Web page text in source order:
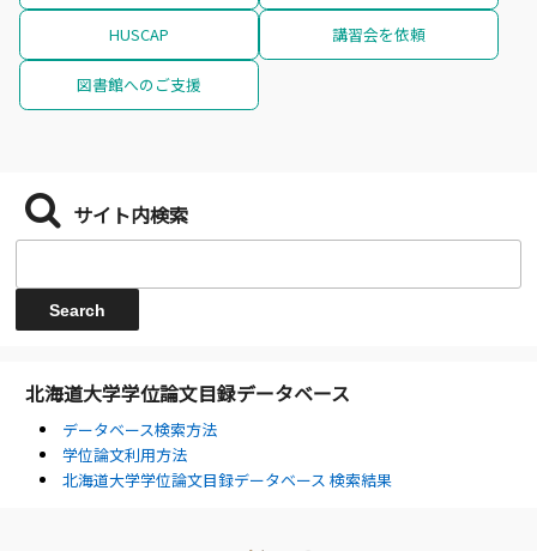
HUSCAP 講習会を依頼
図書館へのご支援
サイト内検索
北海道大学学位論文目録データベース
データベース検索方法
学位論文利用方法
北海道大学学位論文目録データベース 検索結果